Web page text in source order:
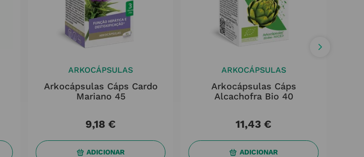
ARKOCÁPSULAS
Arkocápsulas Cáps Cardo
Mariano 45
9,18 €
ADICIONAR
ARKOCÁPSULAS
Arkocápsulas Cáps
Alcachofra Bio 40
11,43 €
ADICIONAR